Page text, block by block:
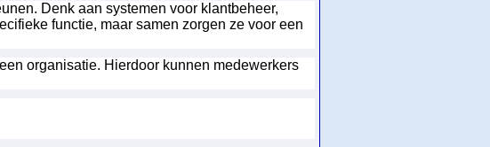
Denk aan systemen voor klantbeheer,
functie, maar samen zorgen ze voor een
organisatie. Hierdoor kunnen medewerkers